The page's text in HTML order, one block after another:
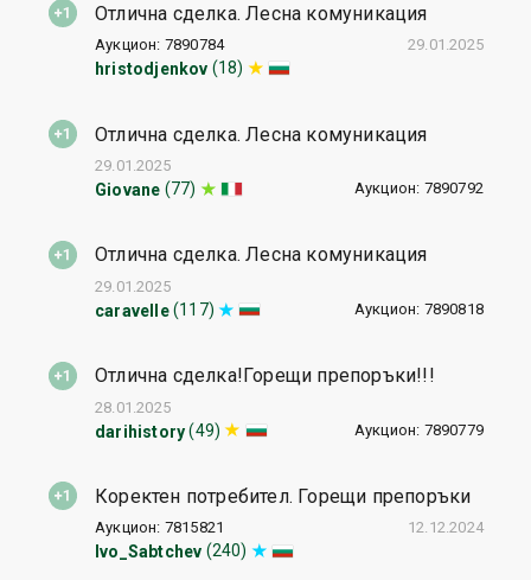
Отлична сделка. Лесна комуникация
hristodjenkov (18)
Аукцион: 7890784 29.01.2025
Отлична сделка. Лесна комуникация
Giovane (77) Аукцион: 7890792
29.01.2025
Отлична сделка. Лесна комуникация
caravelle (117) Аукцион: 7890818
29.01.2025
Отлична сделка!Горещи препоръки!!!
darihistory (49) Аукцион: 7890779
28.01.2025
Коректен потребител. Горещи препоръки
Ivo_Sabtchev (240)
Аукцион: 7815821 12.12.2024